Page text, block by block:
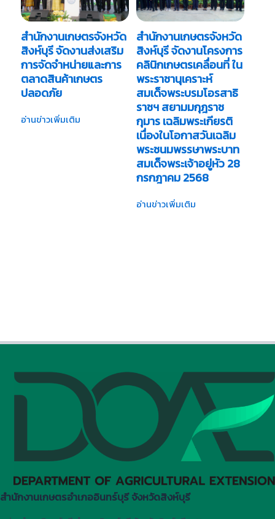
สำนักงานเกษตรจังหวัด
สิงห์บุรี จัดงานส่งเสริม
การจัดจำหน่ายและการ
ตลาดสินค้าเกษตร
ปลอดภัย
อ่านข่าวเพิ่มเติม
สำนักงานเกษตรจังหวัด
สิงห์บุรี จัดงานโครงการ
คลินิกเกษตรเคลื่อนที่ ใน
พระราชานุเคราะห์
สมเด็จพระบรมโอรสาธิ
ราชฯ สยามมกุฎราช
กุมาร เฉลิมพระเกียรติ
เนื่องในโอกาสวันเฉลิม
พระชนมพรรษาพระบาท
สมเด็จพระเจ้าอยู่หัว 28
กรกฎาคม 2568
อ่านข่าวเพิ่มเติม
สำนักงานเกษตรอำเภออินทร์บุรี จังหวัดสิงห์บุรี